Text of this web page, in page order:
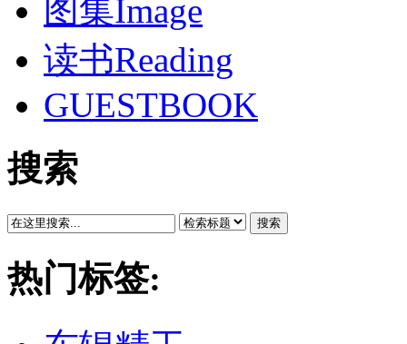
图集Image
读书Reading
GUESTBOOK
搜索
搜索
热门标签: